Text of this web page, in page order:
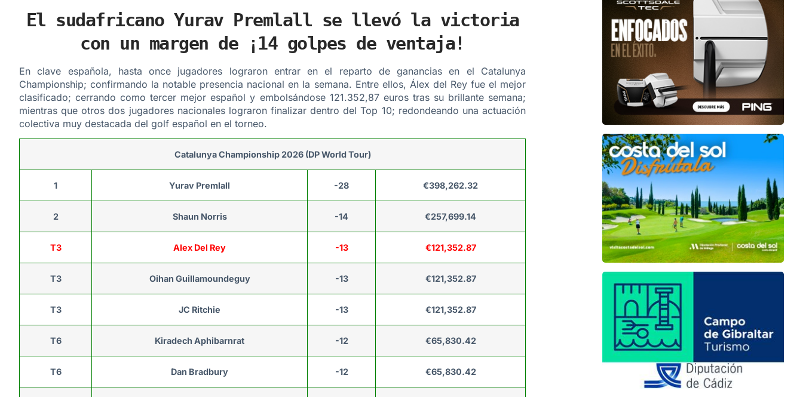
El sudafricano Yurav Premlall se llevó la victoria
con un margen de ¡14 golpes de ventaja!
En clave española, hasta once jugadores lograron entrar en el reparto de ganancias en el Catalunya
Championship; confirmando la notable presencia nacional en la semana. Entre ellos, Álex del Rey fue el mejor
clasificado; cerrando como tercer mejor español y embolsándose 121.352,87 euros tras su brillante semana;
mientras que otros dos jugadores nacionales lograron finalizar dentro del Top 10; redondeando una actuación
colectiva muy destacada del golf español en el torneo.
Catalunya Championship 2026 (DP World Tour)
1 Yurav Premlall -28 €398,262.32
2 Shaun Norris -14 €257,699.14
T3 Alex Del Rey -13 €121,352.87
T3 Oihan Guillamoundeguy -13 €121,352.87
T3 JC Ritchie -13 €121,352.87
T6 Kiradech Aphibarnrat -12 €65,830.42
T6 Dan Bradbury -12 €65,830.42